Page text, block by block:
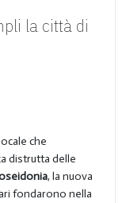
la città di
che
distrutta delle
, la nuova
fondarono nella